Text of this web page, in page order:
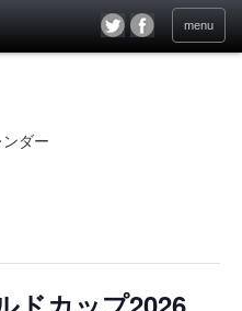
menu
ダー